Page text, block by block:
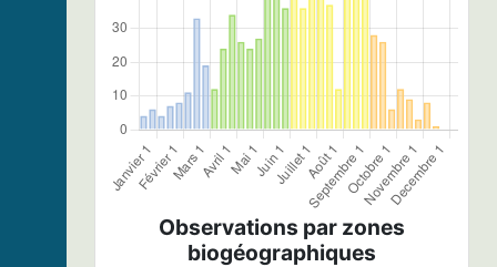
Observations par zones
biogéographiques